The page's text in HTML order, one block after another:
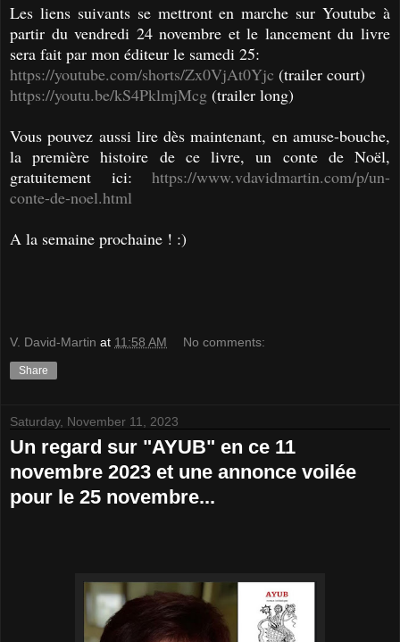
Les liens suivants se mettront en marche sur Youtube à
partir du vendredi 24 novembre et le lancement du livre
sera fait par mon éditeur le samedi 25:
https://youtube.com/shorts/Zx0VjAt0Yjc (trailer court)
https://youtu.be/kS4PklmjMcg (trailer long)
Vous pouvez aussi lire dès maintenant, en amuse-bouche,
la première histoire de ce livre, un conte de Noël,
gratuitement ici: https://www.vdavidmartin.com/p/un-
conte-de-noel.html
A la semaine prochaine ! :)
V. David-Martin at 11:58 AM No comments:
Share
Saturday, November 11, 2023
Un regard sur "AYUB" en ce 11
novembre 2023 et une annonce voilée
pour le 25 novembre...